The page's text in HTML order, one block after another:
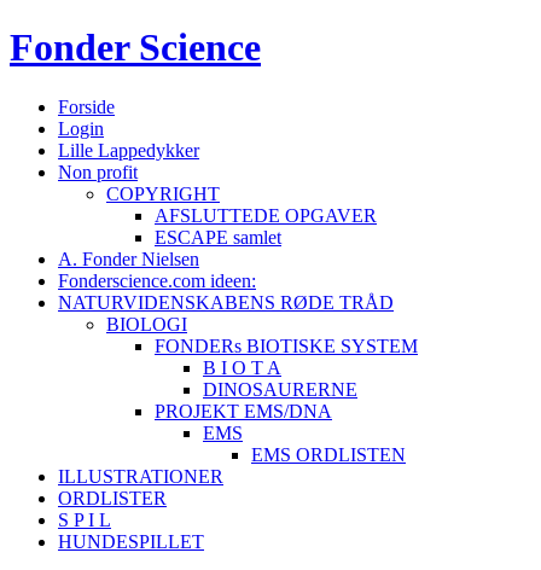
FonderScience
Forside
Login
Lille Lappedykker
Non profit
COPYRIGHT
AFSLUTTEDE OPGAVER
ESCAPE samlet
A. Fonder Nielsen
Fonderscience.com ideen:
NATURVIDENSKABENS RØDE TRÅD
BIOLOGI
FONDERs BIOTISKE SYSTEM
B I O T A
DINOSAURERNE
PROJEKT EMS/DNA
EMS
EMS ORDLISTEN
ILLUSTRATIONER
ORDLISTER
S P I L
HUNDESPILLET